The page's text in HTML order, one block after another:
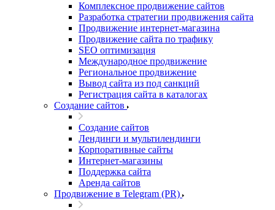
Комплексное продвижение сайтов
Разработка стратегии продвижения сайта
Продвижение интернет-магазина
Продвижение сайта по трафику
SEO оптимизация
Международное продвижение
Региональное продвижение
Вывод сайта из под санкций
Регистрация сайта в каталогах
Создание сайтов
Создание сайтов
Лендинги и мультилендинги
Корпоративные сайты
Интернет-магазины
Поддержка сайта
Аренда сайтов
Продвижение в Telegram (PR)